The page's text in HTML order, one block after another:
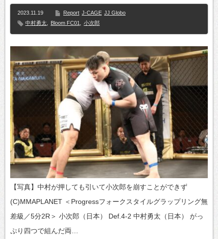
2023.11.19 Report J-CAGE JJ Globo
中村勇太
Bloom FC01 小次郎
【写真】中村が押しても引いて小次郎を崩すことができず
(C)MMAPLANET ＜Progressフォークスタイルグラップリング無
差級／5分2R＞ 小次郎（日本） Def.4-2 中村勇太（日本） がっ
ぷり四つで組んだ両…